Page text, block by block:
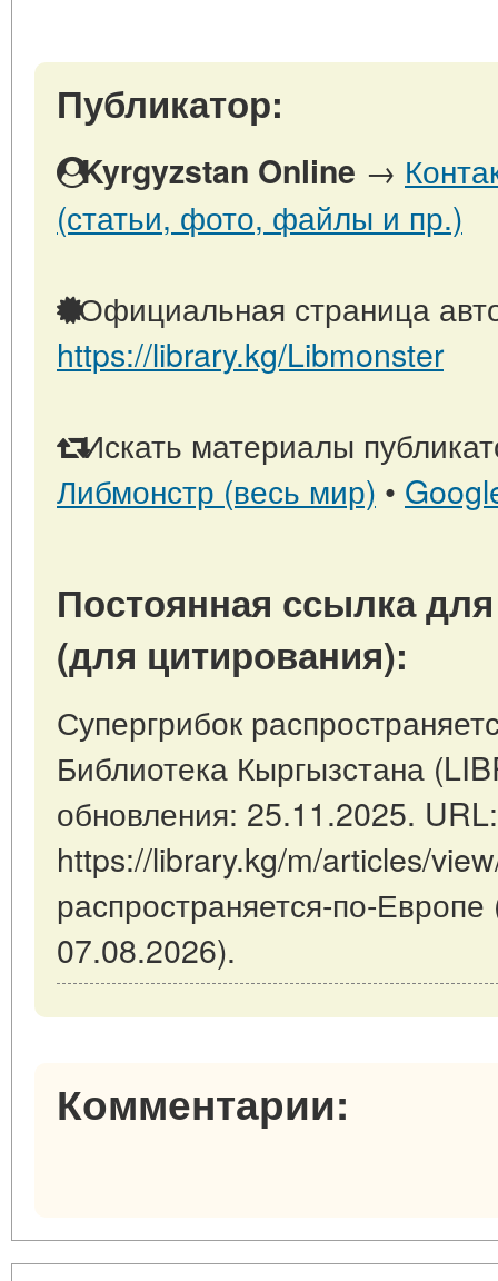
Публикатор:
Kyrgyzstan Online →
(статьи, фото, файлы и пр.)
Официальная страница
https://library.kg/Libmonster
Искать материалы
Либмонстр (весь мир) •
Постоянная ссылка
(для цитирования):
Супергрибок
Библиотека Кыргызстана
обновления: 25.11.2025. URL:
https://library.kg/m/articles/
распространяется-по-
07.08.2026).
Комментарии: